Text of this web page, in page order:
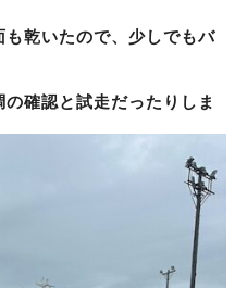
乾いたので、少しでもバ
確認と試走だったりしま